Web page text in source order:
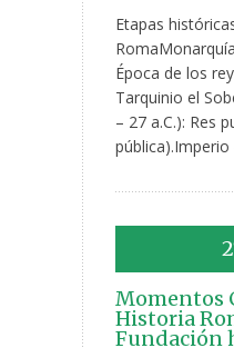
Etapas
Época de los
Tarquinio el
– 27 a.C.): Res
pública).Imperio
Momentos
Historia
Fundación